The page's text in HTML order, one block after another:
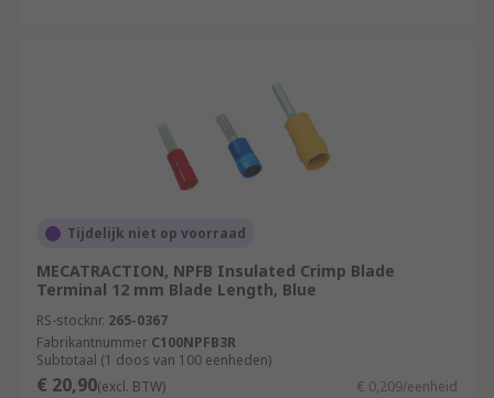
Tijdelijk niet op voorraad
MECATRACTION, NPFB Insulated Crimp Blade
Terminal 12 mm Blade Length, Blue
RS-stocknr. 265-0367
Fabrikantnummer C100NPFB3R
Subtotaal (1 doos van 100 eenheden)
€ 20,90(excl. BTW) € 0,209/eenheid